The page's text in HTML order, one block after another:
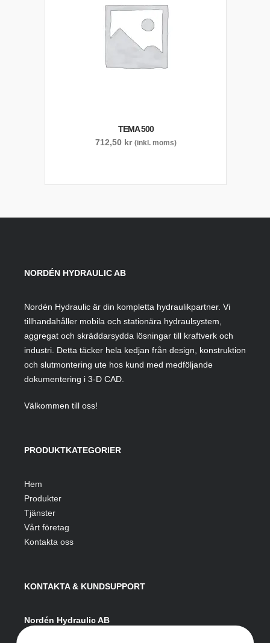
TEMA 500
712,50 kr (inkl. moms)
NORDÉN HYDRAULIC AB
Nordén Hydraulic är din kompletta hydraulikpartner. Vi
tillhandahåller mobila och stationära hydraulsystem,
aggregat och skräddarsydda lösningar till kraftverk och
industri. Detta täcker hela kedjan från design, konstruktion
och slutmontering ute hos kund med medföljande
dokumentering i 3-D CAD.
Välkommen till oss!
PRODUKTKATEGORIER
Hem
Produkter
Tjänster
Vårt företag
Kontakta oss
KONTAKTA & KUNDSUPPORT
Nordén Hydraulic AB